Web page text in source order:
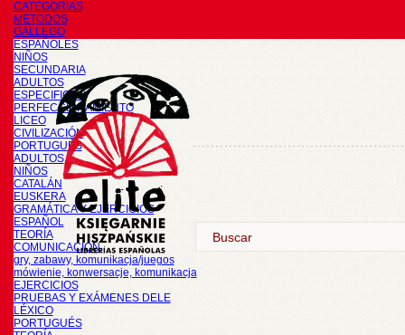
CATEGORÍAS
METODOS
GALLEGO
ESPAÑOLES
NIÑOS
SECUNDARIA
ADULTOS
ESPECIFICOS
PERFECCIONAMIENTO
LICEO
CIVILIZACIÓN
PORTUGUÉS
ADULTOS
NIÑOS
CATALÁN
EUSKERA
GRAMÁTICA Y EJERCICIOS
ESPAÑOL
TEORÍA
COMUNICACIÓN
gry, zabawy, komunikacja/juegos
mówienie, konwersacje, komunikacja
EJERCICIOS
PRUEBAS Y EXÁMENES DELE
LÉXICO
PORTUGUÉS